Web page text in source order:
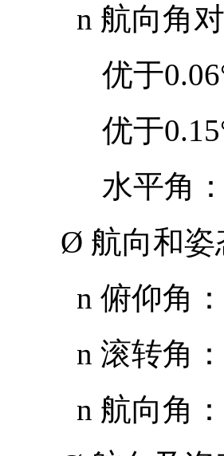
n 航向角
优于
优于
水平角：
Ø 航向和姿
n 俯仰角：
n 滚转角：
n 航向角：